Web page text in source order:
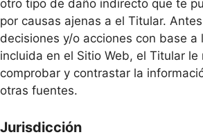
otro tipo de daño indirecto que te
por causas ajenas a el Titular.
decisiones y/o acciones con base a
incluida en el Sitio Web, el Titular le
comprobar y contrastar la
otras fuentes.
Jurisdicción